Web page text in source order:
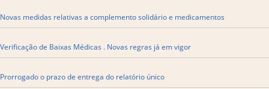
Novas medidas relativas a complemento solidário e medicamentos
Verificação de Baixas Médicas . Novas regras já em vigor
Prorrogado o prazo de entrega do relatório único